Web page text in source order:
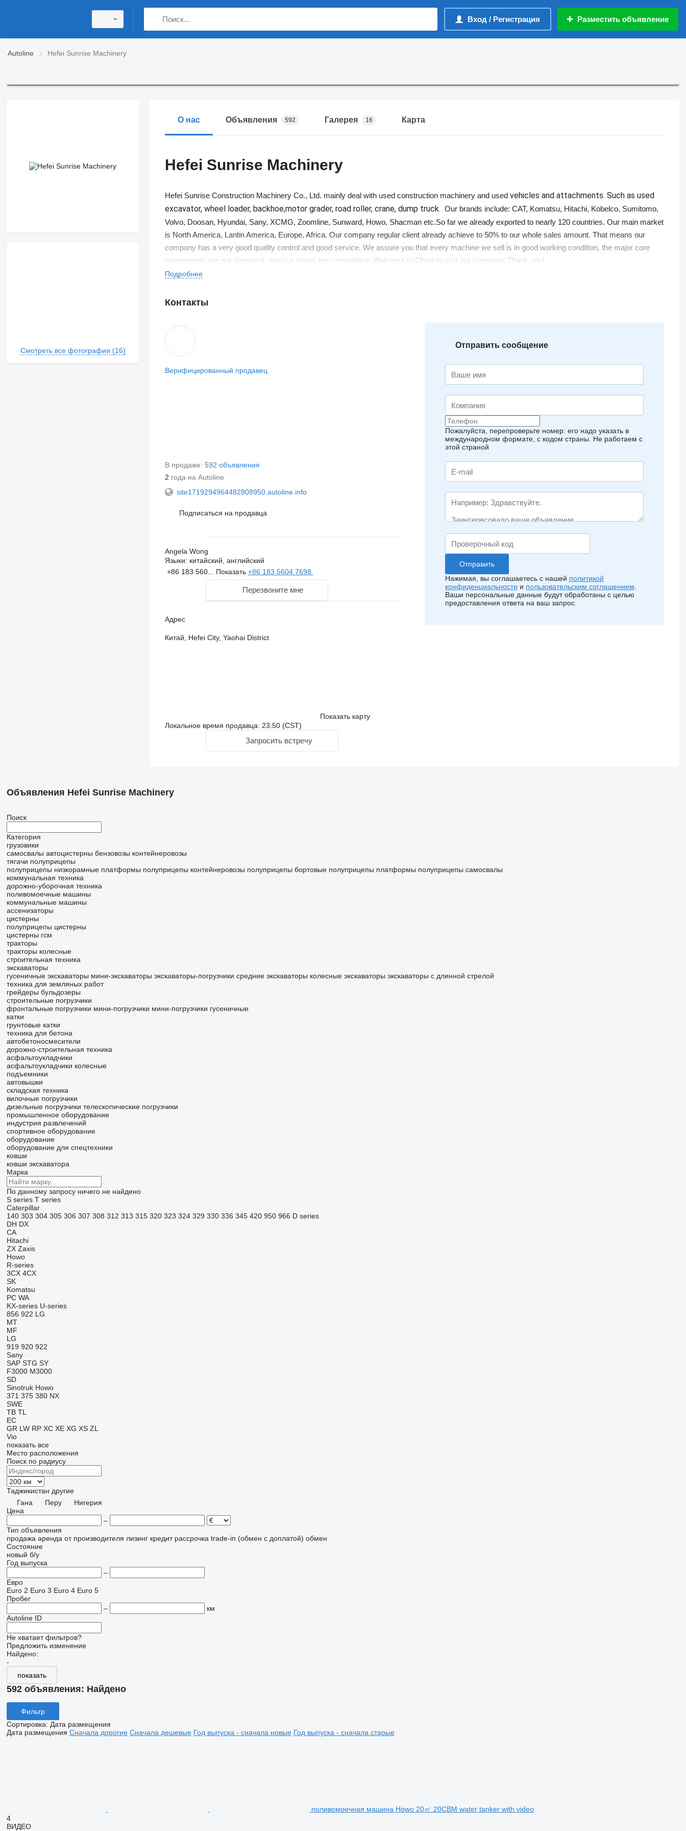
Вход / Регистрация Разместить объявление
Autoline Hefei Sunrise Machinery
Смотреть все фотографии (16)
О нас Объявления 592 Галерея 16 Карта
Hefei Sunrise Machinery
Hefei Sunrise Construction Machinery Co., Ltd. mainly deal with used construction machinery and used vehicles and attachments. Such as used
excavator, wheel loader, backhoe,motor grader, road roller, crane, dump truck. Our brands include: CAT, Komatsu, Hitachi, Kobelco, Sumitomo,
Volvo, Doosan, Hyundai, Sany, XCMG, Zoomline, Sunward, Howo, Shacman etc.So far we already exported to nearly 120 countries. Our main market
is North America, Lantin America, Europe, Africa. Our company regular client already achieve to 50% to our whole sales amount. That means our
company has a very good quality control and good service. We assure you that every machine we sell is in good working condition, the major core
components are not damaged, and our prices are competitive. Welcome to China to visit our company. Thank you!
Подробнее
Контакты
Верифицированный продавец
В продаже: 592 объявления
2 года на Autoline
site1719294964482808950.autoline.info
Подписаться на продавца
Angela Wong
Языки: китайский, английский
+86 183 560... Показать +86 183 5604 7698
Перезвоните мне
Адрес
Китай, Hefei City, Yaohai District
Показать карту
Локальное время продавца: 23:50 (CST)
Запросить встречу
Отправить сообщение
Пожалуйста, перепроверьте номер: его надо указать в
международном формате, с кодом страны.
Не работаем с
этой страной
Нажимая, вы соглашаетесь с нашей политикой
конфиденциальности и пользовательским соглашением
Ваши персональные данные будут обработаны с целью
предоставления ответа на ваш запрос.
Объявления Hefei Sunrise Machinery
Поиск
Категория
грузовики
самосвалы автоцистерны бензовозы контейнеровозы
тягачи полуприцепы
полуприцепы низкорамные платформы полуприцепы контейнеровозы полуприцепы бортовые полуприцепы платформы полуприцепы самосвалы
коммунальная техника
дорожно-уборочная техника
поливомоечные машины
коммунальные машины
ассенизаторы
цистерны
полуприцепы цистерны
цистерны гсм
тракторы
тракторы колесные
строительная техника
экскаваторы
гусеничные экскаваторы мини-экскаваторы экскаваторы-погрузчики средние экскаваторы колесные экскаваторы экскаваторы с длинной стрелой
техника для земляных работ
грейдеры бульдозеры
строительные погрузчики
фронтальные погрузчики мини-погрузчики мини-погрузчики гусеничные
катки
грунтовые катки
техника для бетона
автобетоносмесители
дорожно-строительная техника
асфальтоукладчики
асфальтоукладчики колесные
подъемники
автовышки
складская техника
вилочные погрузчики
дизельные погрузчики телескопические погрузчики
промышленное оборудование
индустрия развлечений
спортивное оборудование
оборудование
оборудование для спецтехники
ковши
ковши экскаватора
Марка
По данному запросу ничего не найдено
S series T series
Caterpillar
140 303 304 305 306 307 308 312 313 315 320 323 324 329 330 336 345 420 950 966 D series
DH DX
CA
Hitachi
ZX Zaxis
Howo
R-series
3CX 4CX
SK
Komatsu
PC WA
KX-series U-series
856 922 LG
MT
MF
LG
919 920 922
Sany
SAP STG SY
F3000 M3000
SD
Sinotruk Howo
371 375 380 NX
SWE
TB TL
EC
GR LW RP XC XE XG XS ZL
Vio
показать все
Место расположения
Поиск по радиусу
Таджикистан другие
Гана
Перу
Нигерия
Цена
–
Тип объявления
продажа аренда от производителя лизинг кредит рассрочка trade-in (обмен с доплатой) обмен
Состояние
новый б/у
Год выпуска
–
Евро
Euro 2 Euro 3 Euro 4 Euro 5
Пробег
–
км
Autoline ID
Не хватает фильтров?
Предложить изменение
Найдено:
-
показать
592 объявления: Найдено
Фильтр
Сортировка: Дата размещения
Дата размещения Сначала дорогие Сначала дешевые Год выпуска - сначала новые Год выпуска - сначала старые
поливомоечная машина Howo 20㎡ 20CBM water tanker with video
4
ВИДЕО